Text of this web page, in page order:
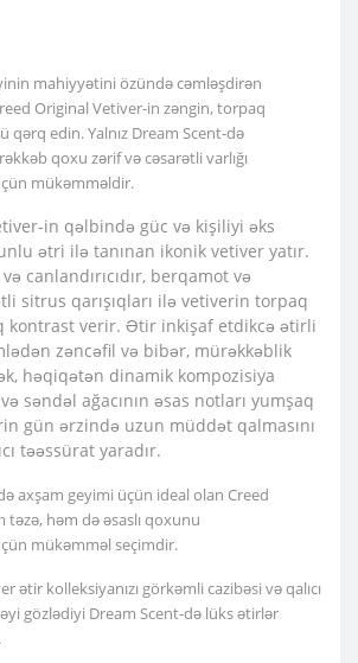
mahiyyətini özündə cəmləşdirən
Original Vetiver-in zəngin, torpaq
qərq edin. Yalnız Dream Scent-də
qoxu zərif və cəsarətli varlığı
mükəmməldir.
in qəlbində güc və kişiliyi əks
ətri ilə tanınan ikonik vetiver yatır.
canlandırıcıdır, berqamot və
sitrus qarışıqları ilə vetiverin torpaq
kontrast verir. Ətir inkişaf etdikcə ətirli
zəncəfil və bibər, mürəkkəblik
həqiqətən dinamik kompozisiya
səndəl ağacının əsas notları yumşaq
gün ərzində uzun müddət qalmasını
təəssürat yaradır.
axşam geyimi üçün ideal olan Creed
təzə, həm də əsaslı qoxunu
mükəmməl seçimdir.
ətir kolleksiyanızı görkəmli cazibəsi və qalıcı
gözlədiyi Dream Scent-də lüks ətirlər